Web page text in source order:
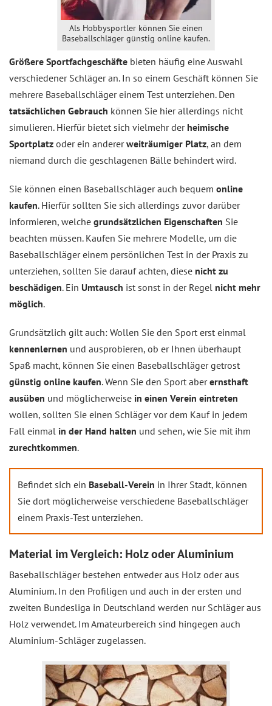
Als Hobbysportler können Sie einen
Baseballschläger günstig online kaufen.
Größere Sportfachgeschäfte bieten häufig eine Auswahl
verschiedener Schläger an. In so einem Geschäft können Sie
mehrere Baseballschläger einem Test unterziehen. Den
tatsächlichen Gebrauch können Sie hier allerdings nicht
simulieren. Hierfür bietet sich vielmehr der heimische
Sportplatz oder ein andererweiträumiger Platz, an dem
niemand durch die geschlagenen Bälle behindert wird.
Sie können einen Baseballschläger auch bequem online
kaufen. Hierfür sollten Sie sich allerdings zuvor darüber
informieren, welche grundsätzlichen Eigenschaften Sie
beachten müssen. Kaufen Sie mehrere Modelle, um die
Baseballschläger einem persönlichen Test in der Praxis zu
unterziehen, sollten Sie darauf achten, diese nicht zu
beschädigen. Ein Umtausch ist sonst in der Regel nicht mehr
möglich.
Grundsätzlich gilt auch: Wollen Sie den Sport erst einmal
kennenlernen und ausprobieren, ob er Ihnen überhaupt
Spaß macht, können Sie einen Baseballschläger getrost
günstig online kaufen. Wenn Sie den Sport aberernsthaft
ausüben und möglicherweise in einen Verein eintreten
wollen, sollten Sie einen Schläger vor dem Kauf in jedem
Fall einmal in der Hand halten und sehen, wie Sie mit ihm
zurechtkommen.
Befindet sich ein Baseball-Verein in Ihrer Stadt, können
Sie dort möglicherweise verschiedene Baseballschläger
einem Praxis-Test unterziehen.
Material im Vergleich: Holz oder Aluminium
Baseballschläger bestehen entweder aus Holz oder aus
Aluminium. In den Profiligen und auch in der ersten und
zweiten Bundesliga in Deutschland werden nur Schläger aus
Holz verwendet. Im Amateurbereich sind hingegen auch
Aluminium-Schläger zugelassen.